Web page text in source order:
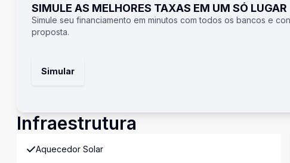
SIMULE AS MELHORES TAXAS EM UM SÓ LUGAR
Simule seu financiamento em minutos com todos os bancos e
proposta.
Simular
Infraestrutura
Aquecedor Solar